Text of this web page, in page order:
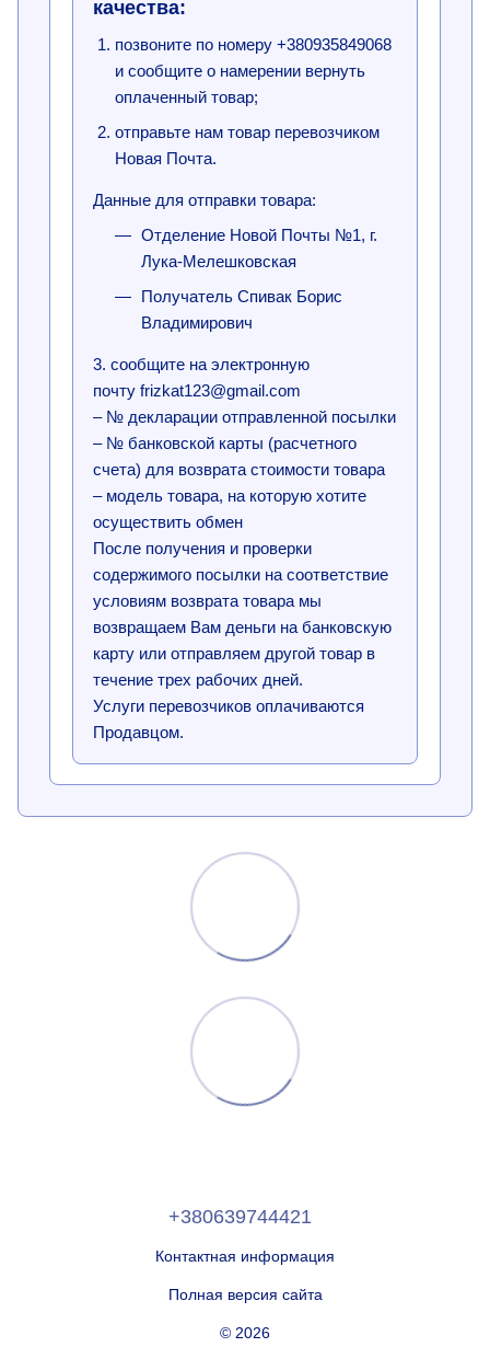
качества:
позвоните по номеру +380935849068
и сообщите о намерении вернуть
оплаченный товар;
отправьте нам товар перевозчиком
Новая Почта.
Данные для отправки товара:
Отделение Новой Почты №1, г.
Лука-Мелешковская
Получатель Спивак Борис
Владимирович
3. сообщите на электронную
почту frizkat123@gmail.com
– № декларации отправленной посылки
– № банковской карты (расчетного
счета) для возврата стоимости товара
– модель товара, на которую хотите
осуществить обмен
После получения и проверки
содержимого посылки на соответствие
условиям возврата товара мы
возвращаем Вам деньги на банковскую
карту или отправляем другой товар в
течение трех рабочих дней.
Услуги перевозчиков оплачиваются
Продавцом.
+380639744421
Контактная информация
Полная версия сайта
© 2026